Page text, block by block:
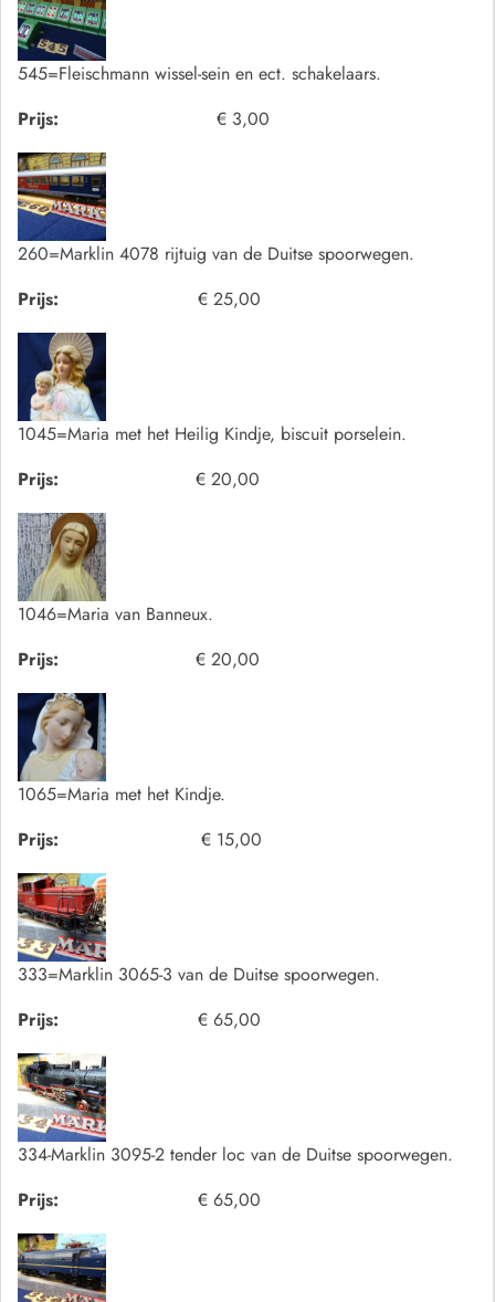
545=Fleischmann wissel-sein en ect. schakelaars.
Prijs:
€ 3,00
260=Marklin 4078 rijtuig van de Duitse spoorwegen.
Prijs:
€ 25,00
1045=Maria met het Heilig Kindje, biscuit porselein.
Prijs:
€ 20,00
1046=Maria van Banneux.
Prijs:
€ 20,00
1065=Maria met het Kindje.
Prijs:
€ 15,00
333=Marklin 3065-3 van de Duitse spoorwegen.
Prijs:
€ 65,00
334-Marklin 3095-2 tender loc van de Duitse spoorwegen.
Prijs:
€ 65,00